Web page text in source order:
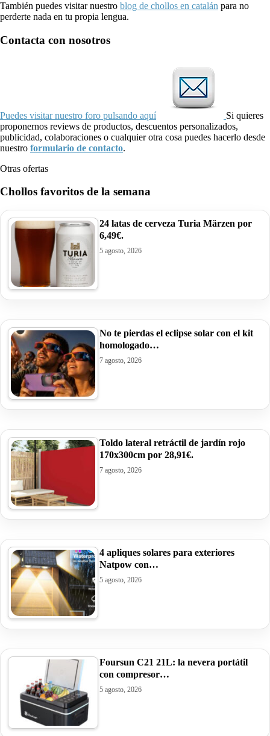
También puedes visitar nuestro blog de chollos en catalán para no
perderte nada en tu propia lengua.
Contacta con nosotros
Puedes visitar nuestro foro pulsando aquí
Si quieres
proponernos reviews de productos, descuentos personalizados,
publicidad, colaboraciones o cualquier otra cosa puedes hacerlo desde
nuestro formulario de contacto.
Otras ofertas
Chollos favoritos de la semana
24 latas de cerveza Turia Märzen por
6,49€.
5 agosto, 2026
No te pierdas el eclipse solar con el kit
homologado…
7 agosto, 2026
Toldo lateral retráctil de jardín rojo
170x300cm por 28,91€.
7 agosto, 2026
4 apliques solares para exteriores
Natpow con…
5 agosto, 2026
Foursun C21 21L: la nevera portátil
con compresor…
5 agosto, 2026